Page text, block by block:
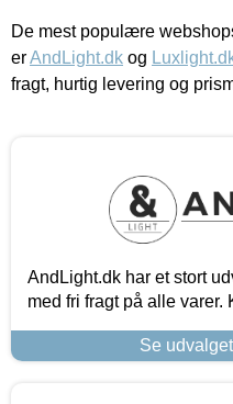
De mest populære
erAndLight.dk og
fragt, hurtig levering og
AndLight.dk har et stort
med fri fragt på alle varer.
Se